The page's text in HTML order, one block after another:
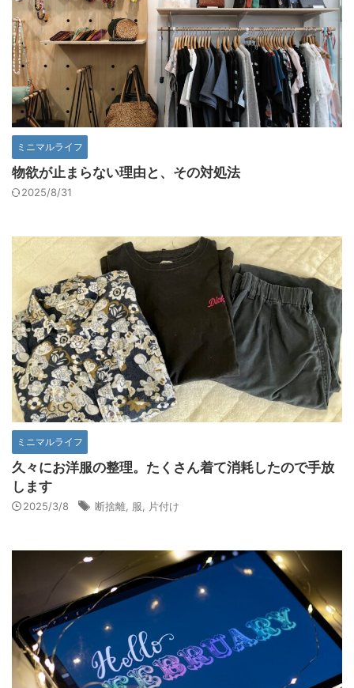
ミニマルライフ
物欲が止まらない理由と、その対処法
2025/8/31
ミニマルライフ
久々にお洋服の整理。たくさん着て消耗したので手放
します
2025/3/8 断捨離, 服, 片付け